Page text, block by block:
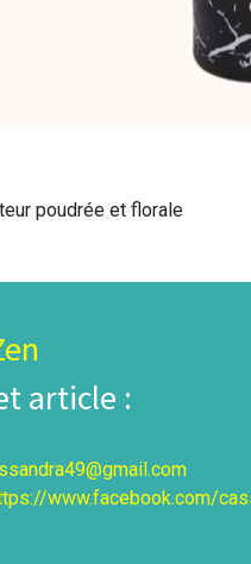
poudrée et florale
article :
www.facebook.com/